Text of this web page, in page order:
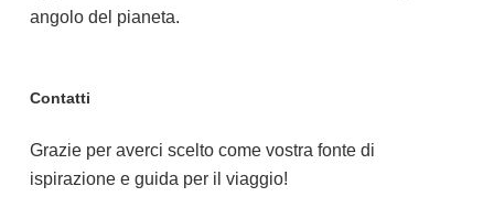
angolo del pianeta.
Contatti
Grazie per averci scelto come vostra fonte di
ispirazione e guida per il viaggio!